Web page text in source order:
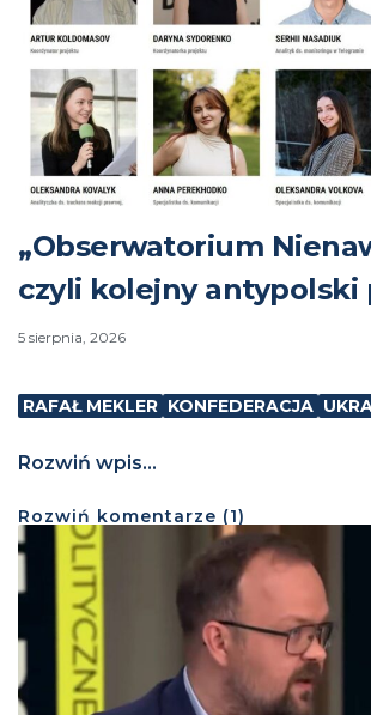
„Obserwatorium
czyli kolejny antypolski
5 sierpnia, 2026
RAFAŁ MEKLER KONFEDERACJA
Rozwiń wpis...
Rozwiń komentarze (1)